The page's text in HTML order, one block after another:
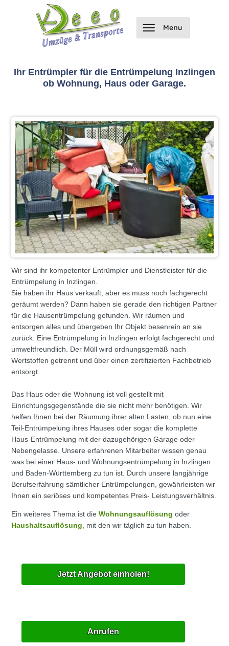
Ihr Entrümpler für die Entrümpelung Inzlingen
ob Wohnung, Haus oder Garage.
Wir sind ihr kompetenter Entrümpler und Dienstleister für die
Entrümpelung in Inzlingen.
Sie haben ihr Haus verkauft, aber es muss noch fachgerecht
geräumt werden? Dann haben sie gerade den richtigen Partner
für die Hausentrümpelung gefunden. Wir räumen und
entsorgen alles und übergeben Ihr Objekt besenrein an sie
zurück. Eine Entrümpelung in Inzlingen erfolgt fachgerecht und
umweltfreundlich. Der Müll wird ordnungsgemäß nach
Wertstoffen getrennt und über einen zertifizierten Fachbetrieb
entsorgt.
Das Haus oder die Wohnung ist voll gestellt mit
Einrichtungsgegenstände die sie nicht mehr benötigen. Wir
helfen Ihnen bei der Räumung ihrer alten Lasten, ob nun eine
Teil-Entrümpelung ihres Hauses oder sogar die komplette
Haus-Entrümpelung mit der dazugehörigen Garage oder
Nebengelasse. Unsere erfahrenen Mitarbeiter wissen genau
was bei einer Haus- und Wohnungsentrümpelung in Inzlingen
und Baden-Württemberg zu tun ist. Durch unsere langjährige
Berufserfahrung sämtlicher Entrümpelungen, gewährleisten wir
Ihnen ein seriöses und kompetentes Preis- Leistungsverhältnis.
Ein weiteres Thema ist dieWohnungsauflösung oder
Haushaltsauflösung, mit den wir täglich zu tun haben.
Jetzt Angebot einholen!
Anrufen